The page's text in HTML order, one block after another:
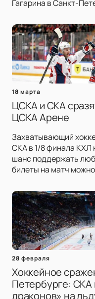
Гагарина в Санкт-
18 марта
ЦСКА и СКА
ЦСКА Арене
Захватывающий
СКА в 1/8 финала КХЛ
шанс поддержать
билеты на матч
28 февраля
Хоккейное
Петербурге: СКА
драконов» на